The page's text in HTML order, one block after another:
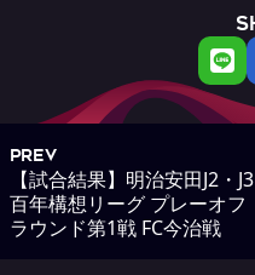
PREV
【試合結果】明治安田J2・J3
百年構想リーグ プレーオフ
ラウンド第1戦 FC今治戦